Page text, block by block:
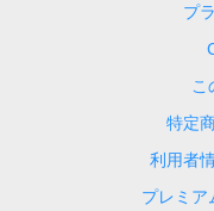
プ
こ
特定
利用者
プレミア